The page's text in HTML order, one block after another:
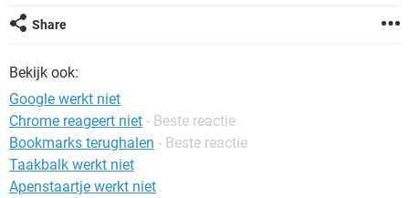
Share
Bekijk ook:
Google werkt niet
Chrome reageert niet - Beste reactie
Bookmarks terughalen - Beste reactie
Taakbalk werkt niet
Apenstaartje werkt niet